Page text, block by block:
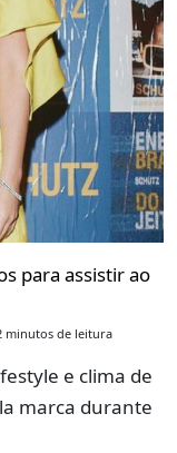
para assistir ao
minutos de leitura
e clima de
marca durante